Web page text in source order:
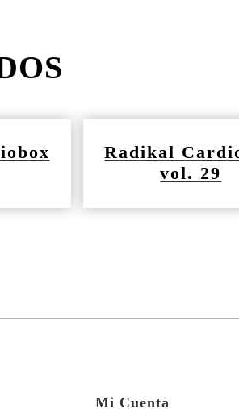
Radikal
vol. 29
Mi Cuenta